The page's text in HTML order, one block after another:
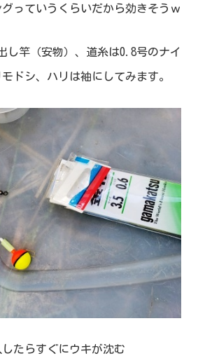
っていうくらいだから効きそうｗ
し竿（安物）、道糸は0.8号のナイ
ドシ、ハリは袖にしてみます。
たらすぐにウキが沈む